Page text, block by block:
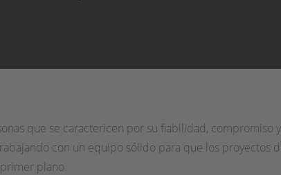
que se caractericen por su fiabilidad,
con un equipo sólido para que los proyectos
plano.